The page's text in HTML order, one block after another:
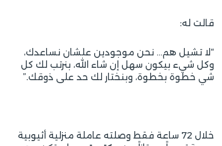
قالت له:
“لا تشيل هم… نحن موجودين علشان نساعدك،
وكل شيء بيكون سهل إن شاء الله، بنرتب لك كل
شي خطوة بخطوة، وبنختار لك حد على ذوقك.”
خلال 72 ساعة فقط وصلته عاملة منزلية أثيوبية